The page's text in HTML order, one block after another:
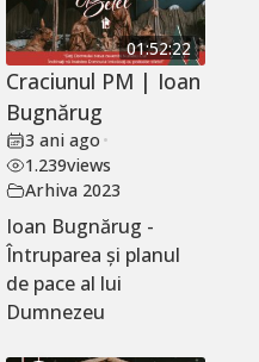
01:52:22
Craciunul PM | Ioan
Bugnărug
3 ani ago •
1.239views
Arhiva 2023
Ioan Bugnărug -
Întruparea și planul
de pace al lui
Dumnezeu